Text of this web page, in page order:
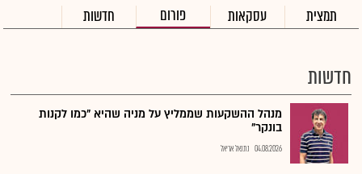
תמצית עסקאות פורום חדשות
חדשות
מנהל ההשקעות שממליץ על מניה שהיא "כמו לקנות
בונקר"
04.08.2026 נתנאל אריאל